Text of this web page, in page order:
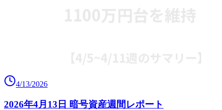
4/13/2026
2026年4月13日 暗号資産週間レポート